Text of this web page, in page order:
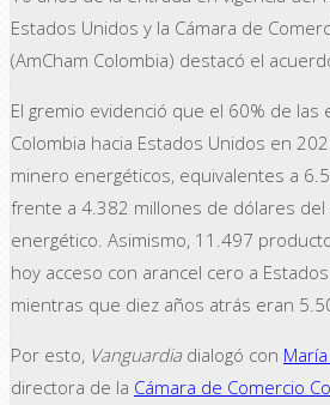
Estados Unidos y la Cámara de
(AmCham Colombia) destacó el
El gremio evidenció que el 60% de las
Colombia hacia Estados Unidos en
minero energéticos, equivalentes a
frente a 4.382 millones de dólares
energético. Asimismo, 11.497
hoy acceso con arancel cero a Estados
mientras que diez años atrás eran
Por esto, Vanguardia dialogó con
directora de la Cámara de Comercio